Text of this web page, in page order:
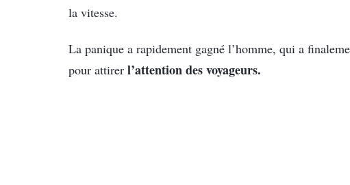
la vitesse.
La panique a rapidement gagné l’homme, qui a
pour attirer l’attention des voyageurs.